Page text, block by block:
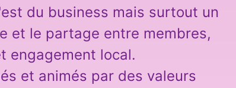
du business mais surtout un
et le partage entre membres,
engagement local.
et animés par des valeurs